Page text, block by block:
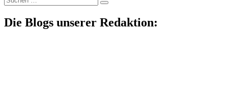
nach:
Die Blogs unserer Redaktion: